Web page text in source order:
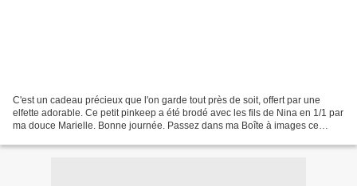
C'est un cadeau précieux que l'on garde tout près de soit, offert par une
elfette adorable. Ce petit pinkeep a été brodé avec les fils de Nina en 1/1 par
ma douce Marielle. Bonne journée. Passez dans ma Boîte à images ce